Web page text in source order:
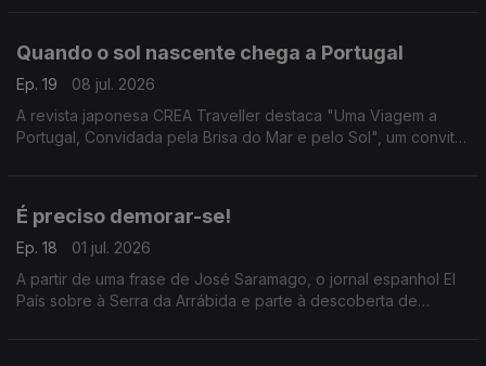
Quando o sol nascente chega a Portugal
Ep. 19
08 jul. 2026
A revista japonesa CREA Traveller destaca "Uma Viagem a
Portugal, Convidada pela Brisa do Mar e pelo Sol", um convite
É preciso demorar-se!
Ep. 18
01 jul. 2026
A partir de uma frase de José Saramago, o jornal espanhol El
País sobre à Serra da Arrábida e parte à descoberta de